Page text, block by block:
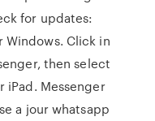
for updates:
Windows. Click in
then select
iPad. Messenger
a jour whatsapp